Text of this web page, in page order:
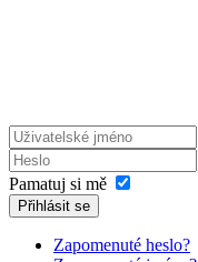
Pamatuj si mě
Přihlásit se
Zapomenuté heslo?